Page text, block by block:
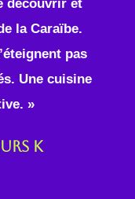
découvrir et
la Caraïbe.
pas
Une cuisine
»
K